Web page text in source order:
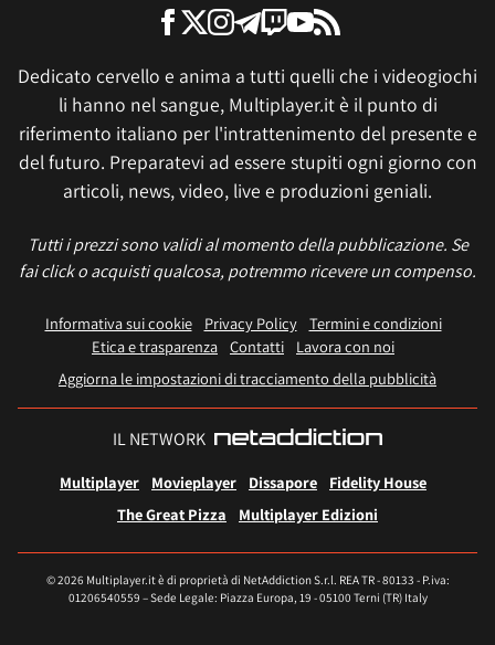
Dedicato cervello e anima a tutti quelli che i videogiochi
li hanno nel sangue, Multiplayer.it è il punto di
riferimento italiano per l'intrattenimento del presente e
del futuro. Preparatevi ad essere stupiti ogni giorno con
articoli, news, video, live e produzioni geniali.
Tutti i prezzi sono validi al momento della pubblicazione. Se
fai click o acquisti qualcosa, potremmo ricevere un compenso.
Informativa sui cookie Privacy Policy
Termini e condizioni
Etica e trasparenza Contatti
Lavora con noi
Aggiorna le impostazioni di tracciamento della pubblicità
IL NETWORK
Multiplayer Movieplayer Dissapore
Fidelity House
The Great Pizza
Multiplayer Edizioni
© 2026 Multiplayer.it è di proprietà di NetAddiction S.r.l. REA TR - 80133 - P.iva:
01206540559 – Sede Legale: Piazza Europa, 19 - 05100 Terni (TR) Italy